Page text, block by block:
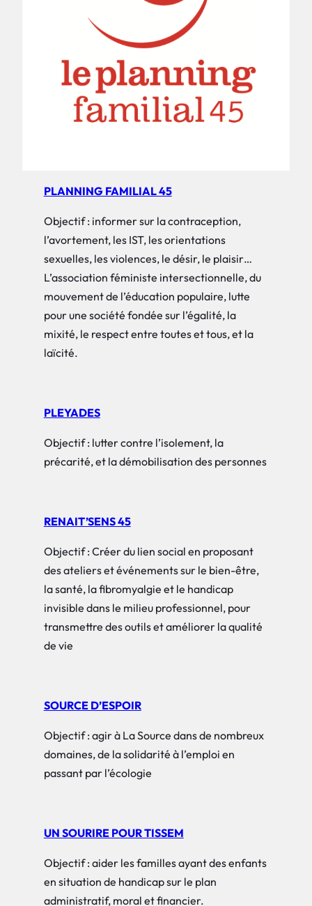
PLANNING FAMILIAL 45
Objectif : informer sur la contraception,
l’avortement, les IST, les orientations
sexuelles, les violences, le désir, le plaisir…
L’association féministe intersectionnelle, du
mouvement de l’éducation populaire, lutte
pour une société fondée sur l’égalité, la
mixité, le respect entre toutes et tous, et la
laïcité.
PLEYADES
Objectif : lutter contre l’isolement, la
précarité, et la démobilisation des personnes
RENAIT’SENS 45
Objectif : Créer du lien social en proposant
des ateliers et événements sur le bien-être,
la santé, la fibromyalgie et le handicap
invisible dans le milieu professionnel, pour
transmettre des outils et améliorer la qualité
de vie
SOURCE D’ESPOIR
Objectif : agir à La Source dans de nombreux
domaines, de la solidarité à l’emploi en
passant par l’écologie
UN SOURIRE POUR TISSEM
Objectif : aider les familles ayant des enfants
en situation de handicap sur le plan
administratif, moral et financier.